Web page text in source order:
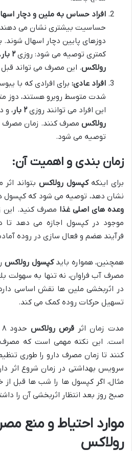
افراد حساس به ملین و دچار
حساسیت بیشتری نشان می
دوزهای پایین دچار اسهال شوند.
کمتری توصیه می شود: روزی۲ بار
رولاکس. این مصرف می تواند قبل
افراد عادی: برای افرادی که با
شدت متوسط روبرو هستند، دوز
این افراد می توانند روزی۲ بار ، و
رولاکس مصرف کنند. زمان مصرف
توصیه می شود.
زمان بندی و اهمیت آن:
برای اینکهکپسول رولاکس بتواند
نشان دهد، توصیه می شود که کپسول
وعده های اصلی غذا مصرف کنید. این
موجود در کپسول اجازه می دهد تا
فرآیند هضم و فعال سازی در روده
همچنین، همواره بایدکپسول رولاکس
مصرف آب فراوان، نه تنها به سهولت
در اثربخشی ملین ها نقش اساسی
تسهیل حرکات روده کمک می کند.
مدت زمان اثر قرص رولاکس
است. این نکته مهمی است که مصرف
کنند تا زمان مصرف دارو را طوری
سرویس بهداشتی در زمان شروع اثر
مثال، اگر کپسول ها را شب ها قبل از
صبح روز بعد انتظار اثربخشی آن را
موارد احتیاط و منع
رولاکس